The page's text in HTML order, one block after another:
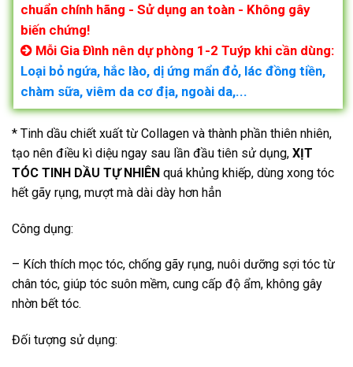
chuẩn chính hãng - Sử dụng an toàn - Không gây
biến chứng!
Mỗi Gia Đình nên dự phòng 1-2 Tuýp khi cần dùng:
Loại bỏ ngứa, hắc lào, dị ứng mẩn đỏ, lác đồng tiền,
chàm sữa, viêm da cơ địa, ngoài da,...
* Tinh dầu chiết xuất từ Collagen và thành phần thiên nhiên,
tạo nên điều kì diệu ngay sau lần đầu tiên sử dụng, XỊT
TÓC TINH DẦU TỰ NHIÊN quá khủng khiếp, dùng xong tóc
hết gãy rụng, mượt mà dài dày hơn hẳn
Công dụng:
– Kích thích mọc tóc, chống gãy rụng, nuôi dưỡng sợi tóc từ
chân tóc, giúp tóc suôn mềm, cung cấp độ ẩm, không gây
nhờn bết tóc.
Đối tượng sử dụng: